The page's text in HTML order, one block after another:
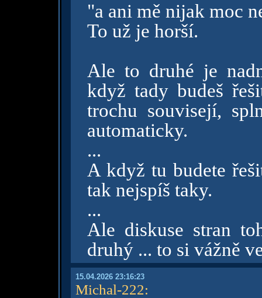
"a ani mě nijak moc
To už je horší.
Ale to druhé je
když tady budeš
trochu souvisejí,
automaticky.
...
A když tu budete
tak nejspíš taky.
...
Ale diskuse stran
druhý ... to si vážně
15.04.2026 23:16:23
Michal-222: